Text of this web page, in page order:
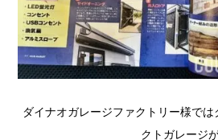
ダイナオガレージファクトリー様で
クトガレージ